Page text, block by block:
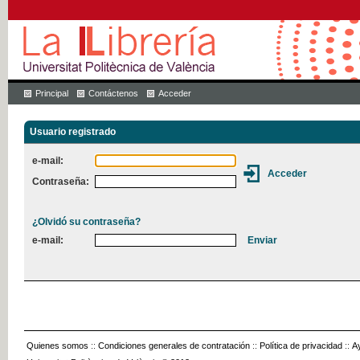
Principal Contáctenos Acceder
Usuario registrado
e-mail:
Contraseña:
¿Olvidó su contraseña?
e-mail:
Quienes somos :: Condiciones generales de contratación :: Política de privacidad ::